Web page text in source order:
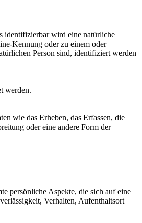
identifizierbar wird eine natürliche
Kennung oder zu einem oder
Person sind, identifiziert werden
werden.
wie das Erheben, das Erfassen, die
oder eine andere Form der
persönliche Aspekte, die sich auf eine
Verhalten, Aufenthaltsort